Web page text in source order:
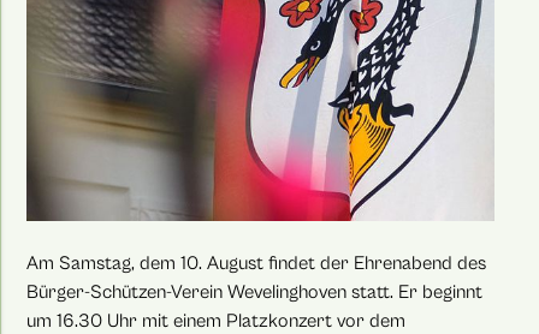
Am Samstag, dem 10. August findet der Ehrenabend des
Bürger-Schützen-Verein Wevelinghoven statt. Er beginnt
um 16.30 Uhr mit einem Platzkonzert vor dem